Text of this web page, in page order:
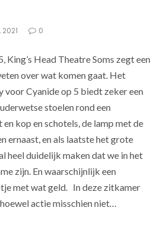
0
King’s Head Theatre Soms zegt een
over wat komen gaat. Het
voor Cyanide op 5 biedt zeker een
stoelen rond een
kop en schotels, de lamp met de
ernaast, en als laatste het grote
heel duidelijk maken dat we in het
zijn. En waarschijnlijk een
met wat geld. In deze zitkamer
actie misschien niet…